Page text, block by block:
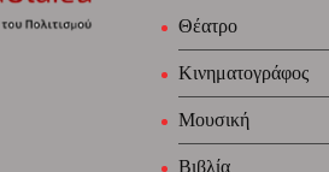
Θέατρο
Κινηματογράφος
Μουσική
Βιβλία